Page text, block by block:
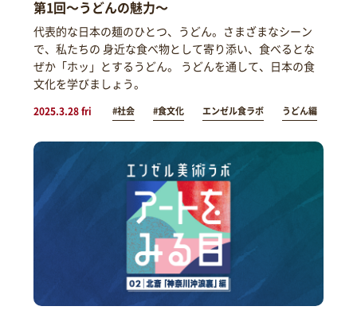
第1回～うどんの魅力～
代表的な日本の麺のひとつ、うどん。さまざまなシーン
で、私たちの 身近な食べ物として寄り添い、食べるとな
ぜか「ホッ」とするうどん。 うどんを通して、日本の食
文化を学びましょう。
2025.3.28 fri #社会 #食文化 エンゼル食ラボ うどん編